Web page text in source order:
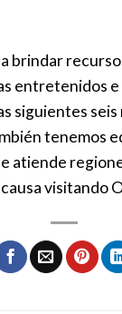
brindar
entretenidos
siguientes
tenemos
atiende